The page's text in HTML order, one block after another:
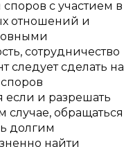
с участием в
отношений и
сотрудничество
следует сделать на
и разрешать
обращаться
долгим
найти